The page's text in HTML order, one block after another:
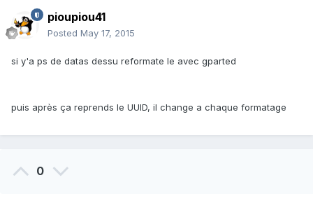
pioupiou41
Posted May 17, 2015
si y'a ps de datas dessu reformate le avec gparted
puis après ça reprends le UUID, il change a chaque formatage
0